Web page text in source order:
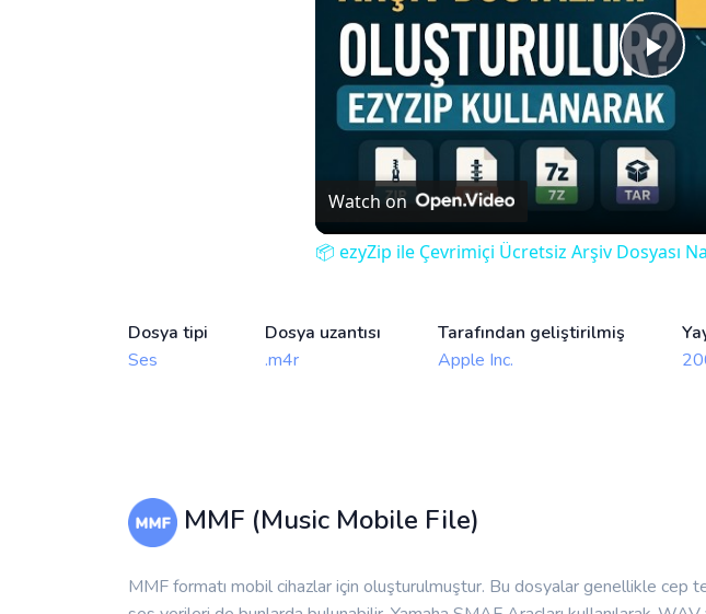
Watch on
📦 ezyZip ile Çevrimiçi Ücretsiz Arşiv Dosyası
Dosya tipi
Ses
Dosya uzantısı
.m4r
Tarafından geliştirilmiş
Apple Inc.
MMF (Music Mobile File)
MMF formatı mobil cihazlar için oluşturulmuştur. Bu dosyalar genellikle cep